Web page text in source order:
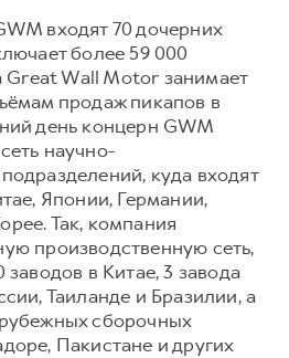
входят 70 дочерних
более 59 000
Great Wall Motor занимает
продаж пикапов в
день концерн GWM
научно-
куда входят
Японии, Германии,
Так, компания
производственную сеть,
заводов в Китае, 3 завода
Таиланде и Бразилии, а
сборочных
Пакистане и других